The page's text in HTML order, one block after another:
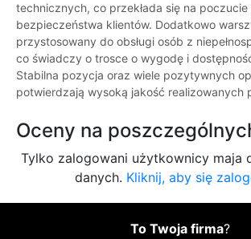
technicznych, co przekłada się na poczucie
bezpieczeństwa klientów. Dodatkowo
przystosowany do obsługi osób z
co świadczy o trosce o wygodę i
Stabilna pozycja oraz wiele pozytywnych
potwierdzają wysoką jakość realizowanych
Oceny na
Tylko zalogowani użytkownicy maja
danych. Kliknij, aby się
To Twoja firma?